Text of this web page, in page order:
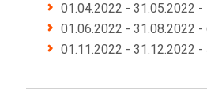
01.04.2022 - 31.05.2022
01.06.2022 - 31.08.2022 -
01.11.2022 - 31.12.2022